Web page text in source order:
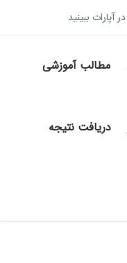
آپارات ببینید
مطالب آموزشی
دریافت نتیجه